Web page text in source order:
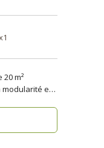
m²
modularité en